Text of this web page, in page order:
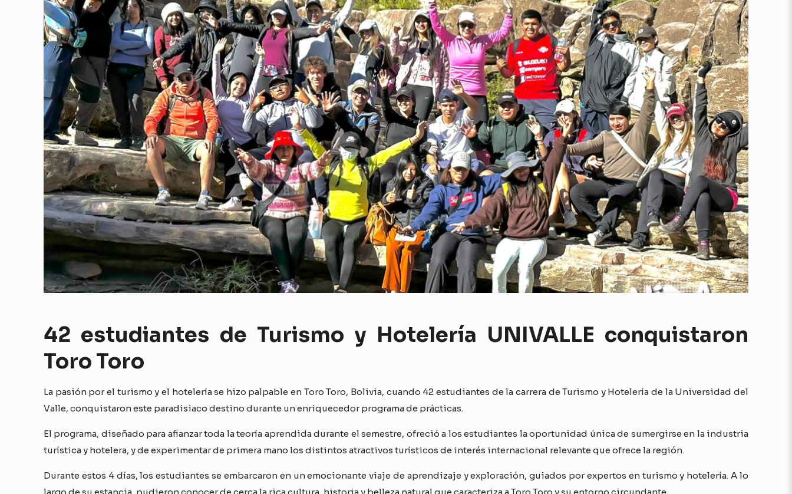
42 estudiantes de Turismo y Hotelería UNIVALLE conquistaron
Toro Toro
La pasión por el turismo y el hotelería se hizo palpable en Toro Toro, Bolivia, cuando 42 estudiantes de la carrera de Turismo y Hotelería de la Universidad del
Valle, conquistaron este paradisiaco destino durante un enriquecedor programa de prácticas.
El programa, diseñado para afianzar toda la teoría aprendida durante el semestre, ofreció a los estudiantes la oportunidad única de sumergirse en la industria
turística y hotelera, y de experimentar de primera mano los distintos atractivos turísticos de interés internacional relevante que ofrece la región.
Durante estos 4 días, los estudiantes se embarcaron en un emocionante viaje de aprendizaje y exploración, guiados por expertos en turismo y hotelería. A lo